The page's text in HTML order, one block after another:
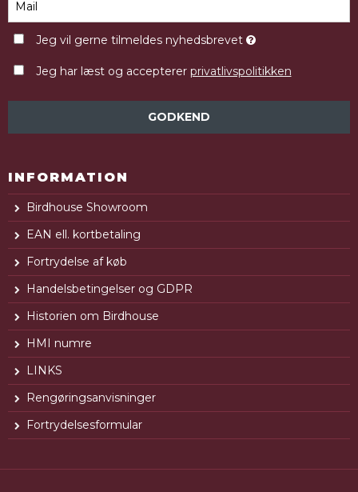
Jeg vil gerne tilmeldes nyhedsbrevet
Jeg har læst og accepterer privatlivspolitikken
GODKEND
INFORMATION
Birdhouse Showroom
EAN ell. kortbetaling
Fortrydelse af køb
Handelsbetingelser og GDPR
Historien om Birdhouse
HMI numre
LINKS
Rengøringsanvisninger
Fortrydelsesformular